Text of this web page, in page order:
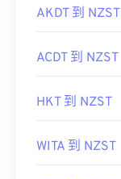
AKDT 到 NZST
ACDT 到 NZST
HKT 到 NZST
WITA 到 NZST